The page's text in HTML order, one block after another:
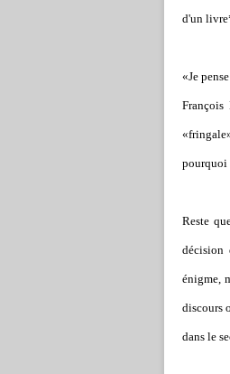
d'un
«Je
pourquoi
Reste
décision
énigme,
discours
dans le